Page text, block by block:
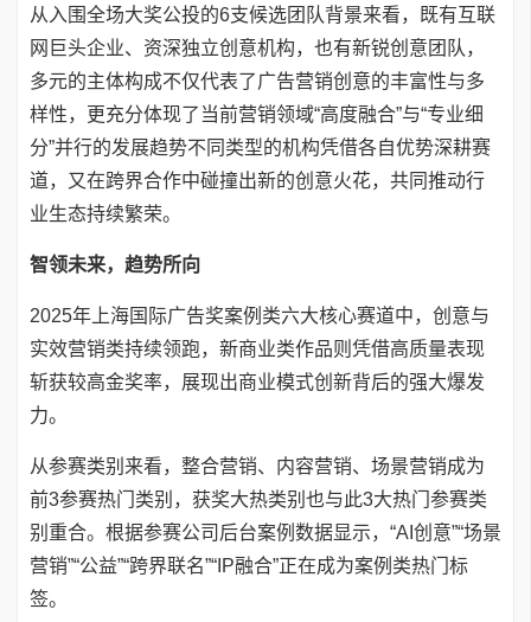
从入围全场大奖公投的6支候选团队背景来看，既有互联
网巨头企业、资深独立创意机构，也有新锐创意团队，
多元的主体构成不仅代表了广告营销创意的丰富性与多
样性，更充分体现了当前营销领域“高度融合”与“专业细
分”并行的发展趋势不同类型的机构凭借各自优势深耕赛
道，又在跨界合作中碰撞出新的创意火花，共同推动行
业生态持续繁荣。
智领未来，趋势所向
2025年上海国际广告奖案例类六大核心赛道中，创意与
实效营销类持续领跑，新商业类作品则凭借高质量表现
斩获较高金奖率，展现出商业模式创新背后的强大爆发
力。
从参赛类别来看，整合营销、内容营销、场景营销成为
前3参赛热门类别，获奖大热类别也与此3大热门参赛类
别重合。根据参赛公司后台案例数据显示，“AI创意”“场景
营销”“公益”“跨界联名”“IP融合”正在成为案例类热门标
签。